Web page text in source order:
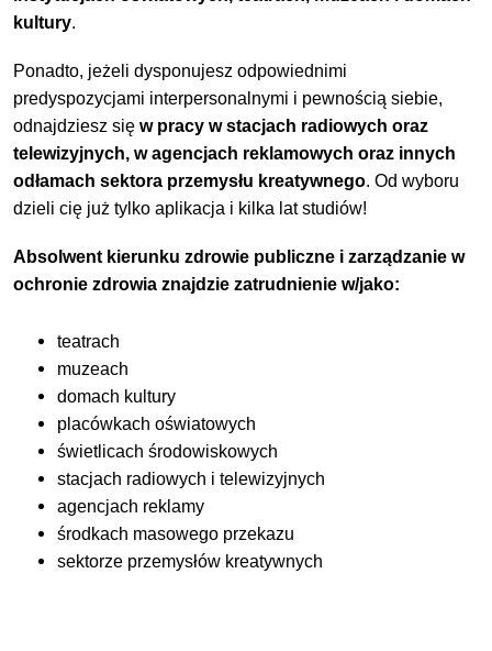
kultury.
Ponadto, jeżeli dysponujesz odpowiednimi
predyspozycjami interpersonalnymi i pewnością siebie,
odnajdziesz sięw pracy w stacjach radiowych oraz
telewizyjnych, w agencjach reklamowych oraz innych
odłamach sektora przemysłu kreatywnego. Od wyboru
dzieli cię już tylko aplikacja i kilka lat studiów!
Absolwent kierunku zdrowie publiczne i zarządzanie w
ochronie zdrowia znajdzie zatrudnienie w/jako:
teatrach
muzeach
domach kultury
placówkach oświatowych
świetlicach środowiskowych
stacjach radiowych i telewizyjnych
agencjach reklamy
środkach masowego przekazu
sektorze przemysłów kreatywnych